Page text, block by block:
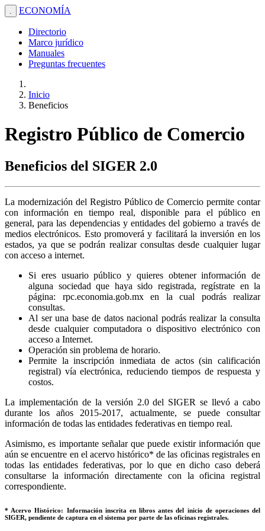
. ECONOMÍA
Directorio
Marco jurídico
Manuales
Preguntas frecuentes
Inicio
Beneficios
Registro Público de Comercio
Beneficios del SIGER 2.0
La modernización del Registro Público de Comercio permite contar
con información en tiempo real, disponible para el público en
general, para las dependencias y entidades del gobierno a través de
medios electrónicos. Esto promoverá y facilitará la inversión en los
estados, ya que se podrán realizar consultas desde cualquier lugar
con acceso a internet.
Si eres usuario público y quieres obtener información de
alguna sociedad que haya sido registrada, regístrate en la
página: rpc.economia.gob.mx en la cual podrás realizar
consultas.
Al ser una base de datos nacional podrás realizar la consulta
desde cualquier computadora o dispositivo electrónico con
acceso a Internet.
Operación sin problema de horario.
Permite la inscripción inmediata de actos (sin calificación
registral) vía electrónica, reduciendo tiempos de respuesta y
costos.
La implementación de la versión 2.0 del SIGER se llevó a cabo
durante los años 2015-2017, actualmente, se puede consultar
información de todas las entidades federativas en tiempo real.
Asimismo, es importante señalar que puede existir información que
aún se encuentre en el acervo histórico* de las oficinas registrales en
todas las entidades federativas, por lo que en dicho caso deberá
consultarse la información directamente con la oficina registral
correspondiente.
* Acervo Histórico: Información inscrita en libros antes del inicio de operaciones del
SIGER, pendiente de captura en el sistema por parte de las oficinas registrales.